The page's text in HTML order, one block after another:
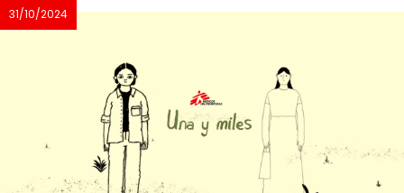
31/10/2024